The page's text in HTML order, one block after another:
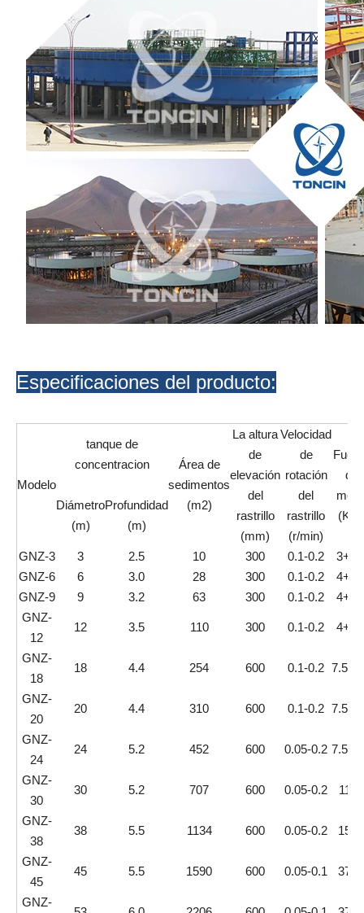
Especificaciones del producto:
Modelo
tanque de
concentracion
Área de
sedimentos
(m2)
La altura
de
elevación
del
rastrillo
(mm)
Velocidad
de
rotación
del
rastrillo
(r/min)
de
Diámetro
(m)
Profundidad
(m)
GNZ-3 3 2.5 10 300 0.1-0.2
GNZ-6
6 3.0 28 300 0.1-0.2
GNZ-9
9 3.2 63 300 0.1-0.2
GNZ-
12
12 3.5 110 300 0.1-0.2
GNZ-
18
18 4.4 254 600 0.1-0.2
GNZ-
20
20 4.4 310 600 0.1-0.2
GNZ-
24
24 5.2 452 600 0.05-0.2
GNZ-
30
30 5.2 707 600 0.05-0.2 11+3
GNZ-
38
38 5.5 1134 600 0.05-0.2 15+4
GNZ-
45
45 5.5 1590 600 0.05-0.1 37+4
GNZ-